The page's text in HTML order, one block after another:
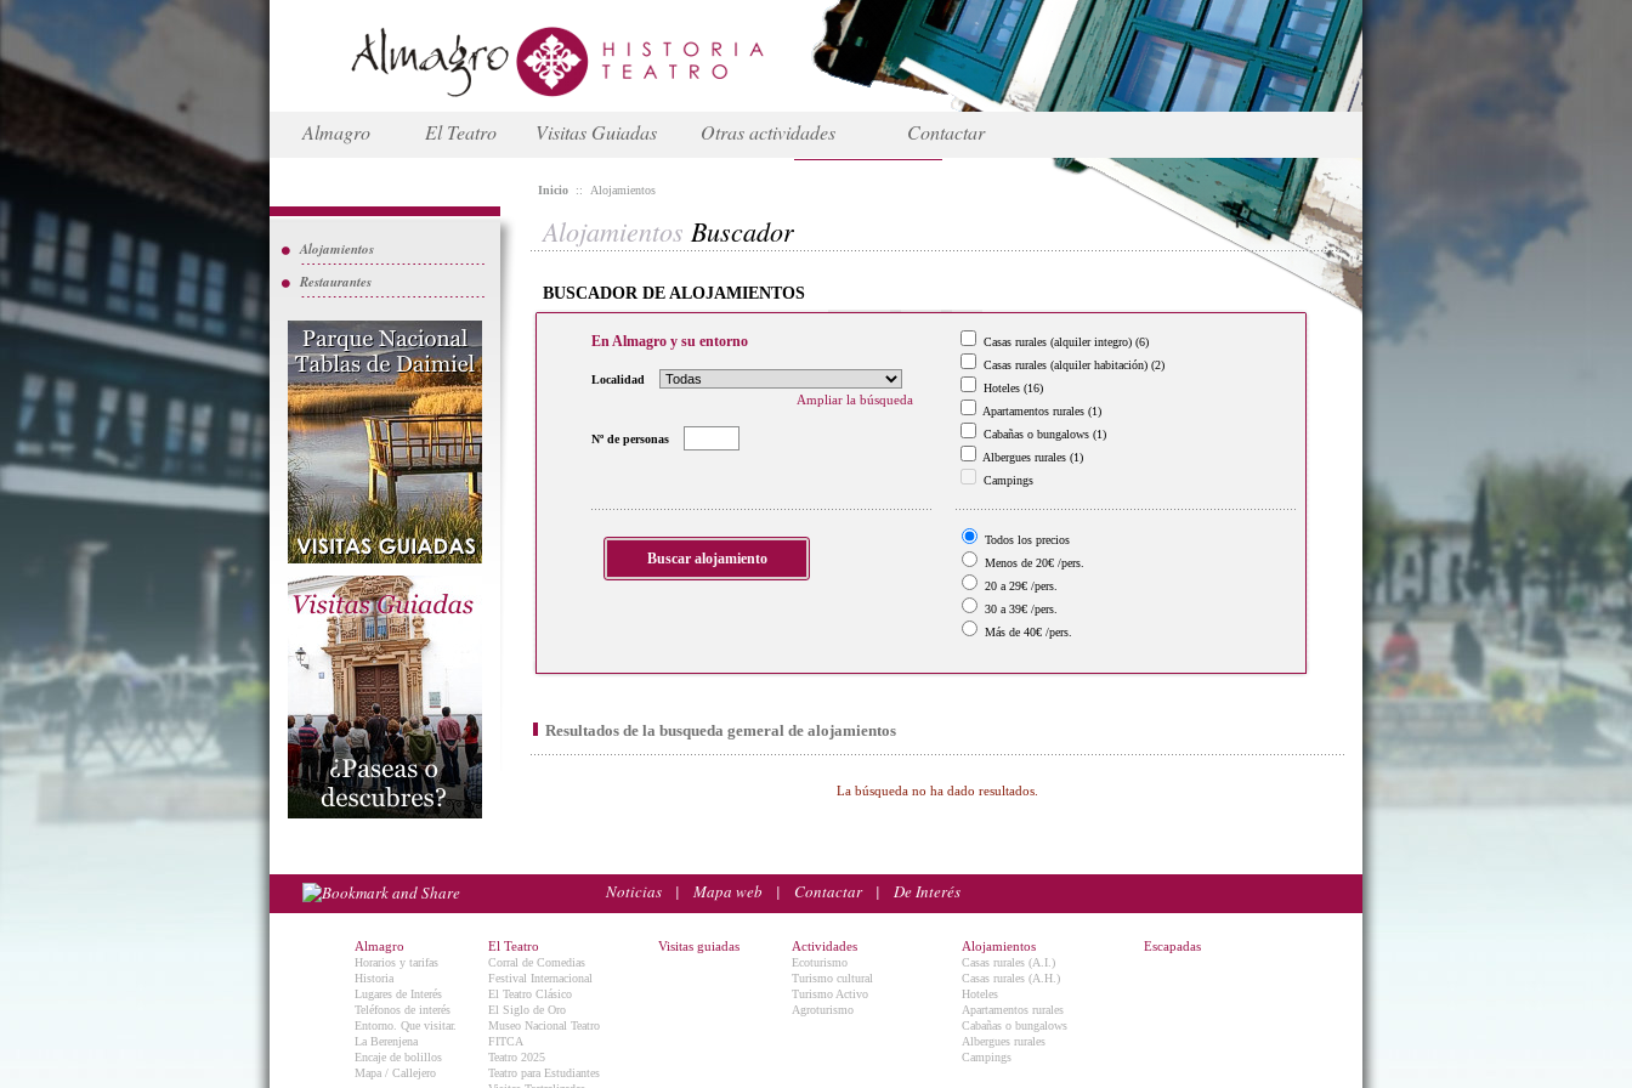
Almagro El Teatro Visitas Guiadas Otras actividades Contactar
Alojamientos
Restaurantes
Inicio :: Alojamientos
Alojamientos Buscador
BUSCADOR DE ALOJAMIENTOS
En Almagro y su entorno
Localidad
Ampliar la búsqueda
Nº de personas
Casas rurales (alquiler integro) (6)
Casas rurales (alquiler habitación) (2)
Hoteles (16)
Apartamentos rurales (1)
Cabañas o bungalows (1)
Albergues rurales (1)
Campings
Todos los precios
Menos de 20€ /pers.
20 a 29€ /pers.
30 a 39€ /pers.
Más de 40€ /pers.
Resultados de la busqueda gemeral de alojamientos
La búsqueda no ha dado resultados.
Noticias | Mapa web | Contactar| De Interés
Almagro
Horarios y tarifas
Historia
Lugares de Interés
Teléfonos de interés
Entorno. Que visitar.
La Berenjena
Encaje de bolillos
Mapa / Callejero
El Teatro
Corral de Comedias
Festival Internacional
El Teatro Clásico
El Siglo de Oro
Museo Nacional Teatro
FITCA
Teatro 2025
Teatro para Estudiantes
Visitas guiadas Actividades
Ecoturismo
Turismo cultural
Turismo Activo
Agroturismo
Alojamientos
Casas rurales (A.I.)
Casas rurales (A.H.)
Hoteles
Apartamentos rurales
Cabañas o bungalows
Albergues rurales
Campings
Escapadas